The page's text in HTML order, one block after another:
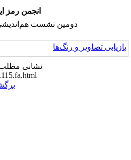
انجمن رمز ایران- نشست‌ها و
هم‌اندیشی اعضای انجمن رمز
نشانی مطلب در وبگاه انجمن رمز
isc.org.ir/find-1.118.115.fa.html